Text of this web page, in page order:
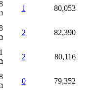
1 80,053
2 82,390
2 80,116
0 79,352